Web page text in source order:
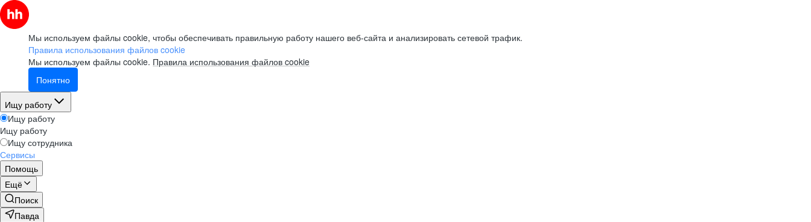
Мы используем файлы cookie, чтобы обеспечивать правильную работу нашего веб-сайта и анализировать сетевой трафик.
Правила использования файлов cookie
Мы используем файлы cookie. Правила использования файлов cookie
Понятно
Ищу работу
Ищу работу
Ищу работу
Ищу сотрудника
Сервисы
Помощь
Ещё
Поиск
Павда